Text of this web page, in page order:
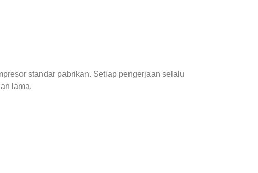
standar pabrikan. Setiap pengerjaan selalu
lama.